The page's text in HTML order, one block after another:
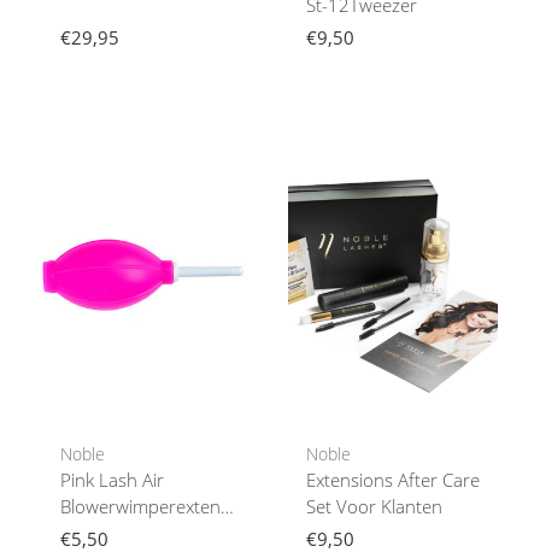
€29,95
St-12Tweezer
€9,50
Noble
Pink Lash Air
Blowerwimperextensions
Hulpmiddel
€5,50
Noble
Extensions After Care
Set Voor Klanten
€9,50